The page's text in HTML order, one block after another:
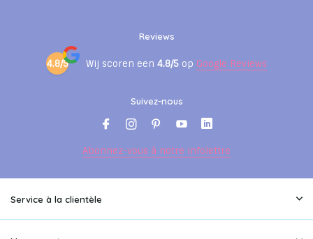
Reviews
4.8/5 Wij scoren een 4.8/5 op Google Reviews
Suivez-nous
Abonnez-vous à notre infolettre
Service à la clientèle